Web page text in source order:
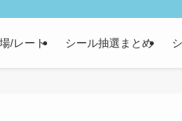
/レート シール抽選まとめ